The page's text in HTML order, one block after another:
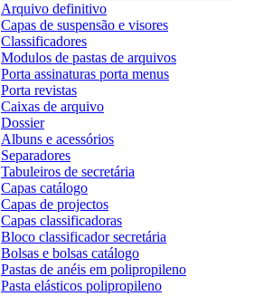
Arquivo definitivo
Capas de suspensão e visores
Classificadores
Modulos de pastas de arquivos
Porta assinaturas porta menus
Porta revistas
Caixas de arquivo
Dossier
Albuns e acessórios
Separadores
Tabuleiros de secretária
Capas catálogo
Capas de projectos
Capas classificadoras
Bloco classificador secretária
Bolsas e bolsas catálogo
Pastas de anéis em polipropileno
Pasta elásticos polipropileno